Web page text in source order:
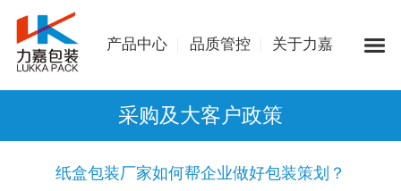
产品中心 品质管控 关于力嘉
采购及大客户政策
纸盒包装厂家如何帮企业做好包装策划？